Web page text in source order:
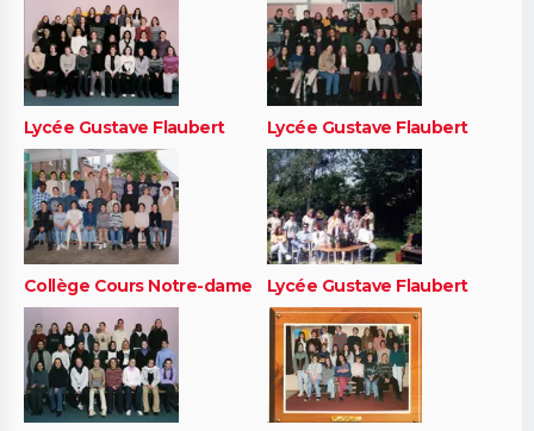
Lycée Gustave Flaubert Lycée Gustave Flaubert
Collège Cours Notre-dame Lycée Gustave Flaubert